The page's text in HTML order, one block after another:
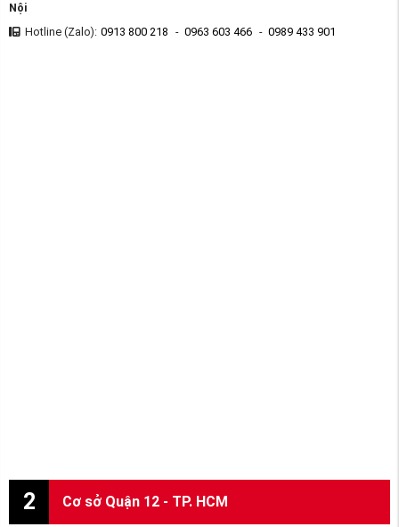
Nội
Hotline (Zalo): 0913 800 218 - 0963 603 466 - 0989 433 901
2 Cơ sở Quận 12 - TP. HCM